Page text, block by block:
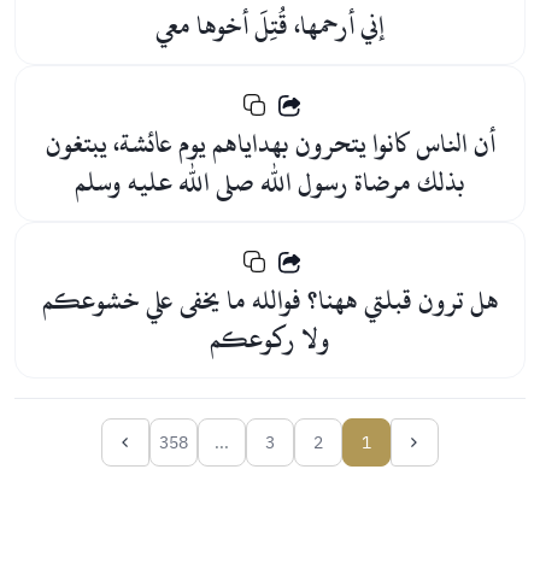
إني أرحمها، قُتِلَ أخوها معي
أن الناس كانوا يتحرون بهداياهم يوم عائشة، يبتغون
بذلك مرضاة رسول الله صلى الله عليه وسلم
هل ترون قبلتي ههنا؟ فوالله ما يخفى علي خشوعكم
ولا ركوعكم
1
2
3
...
358